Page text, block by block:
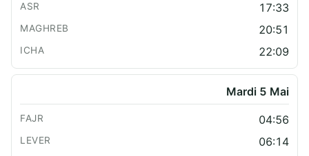
17:33
20:51
22:09
Mardi 5 Mai
04:56
06:14